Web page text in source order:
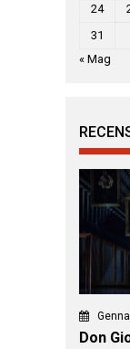
24
31
« Mag
Don